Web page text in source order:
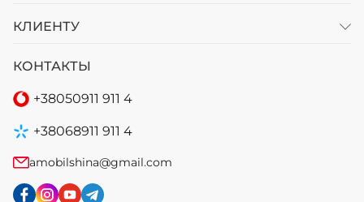
КЛИЕНТУ
КОНТАКТЫ
+38050911 911 4
+38068911 911 4
amobilshina@gmail.com